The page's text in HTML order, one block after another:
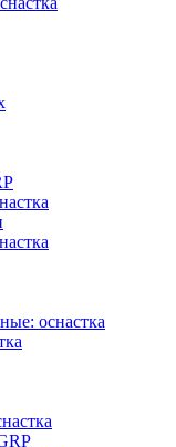
оснастка